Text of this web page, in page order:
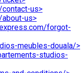
us>
us>
forgot-
meubles-douala/>
studios-